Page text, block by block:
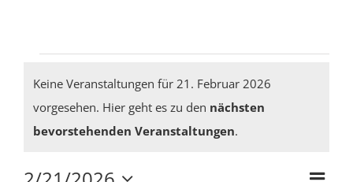
Veranstaltungen
für
Hinweis
Keine Veranstaltungen für 21. Februar 2026
vorgesehen. Hier geht es zu den nächsten
bevorstehenden Veranstaltungen.